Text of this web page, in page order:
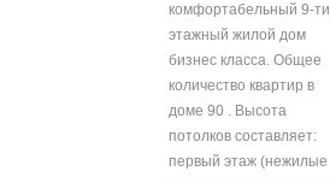
комфортабельный 9-ти
этажный жилой дом
бизнес класса. Общее
количество квартир в
доме 90 . Высота
потолков составляет:
первый этаж (нежилые